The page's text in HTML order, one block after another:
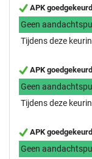
APK
Geen
Tijdens deze
APK
Geen
Tijdens deze
APK
Geen